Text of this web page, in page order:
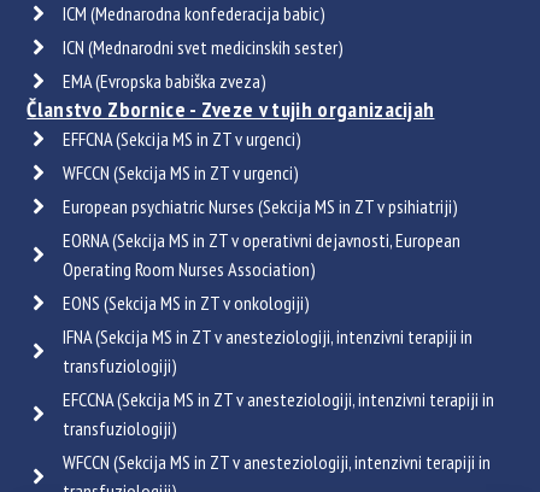
ICM (Mednarodna konfederacija babic)
ICN (Mednarodni svet medicinskih sester)
EMA (Evropska babiška zveza)
Članstvo Zbornice - Zveze v tujih organizacijah
EFFCNA (Sekcija MS in ZT v urgenci)
WFCCN (Sekcija MS in ZT v urgenci)
European psychiatric Nurses (Sekcija MS in ZT v psihiatriji)
EORNA (Sekcija MS in ZT v operativni dejavnosti, European
Operating Room Nurses Association)
EONS (Sekcija MS in ZT v onkologiji)
IFNA (Sekcija MS in ZT v anesteziologiji, intenzivni terapiji in
transfuziologiji)
EFCCNA (Sekcija MS in ZT v anesteziologiji, intenzivni terapiji in
transfuziologiji)
WFCCN (Sekcija MS in ZT v anesteziologiji, intenzivni terapiji in